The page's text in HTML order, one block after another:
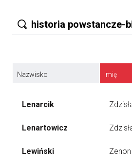
Nazwisko Imię
Lenarcik
Lenartowicz
Lewiński Zenon